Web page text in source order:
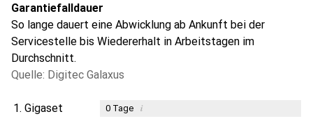
Garantiefalldauer
So lange dauert eine Abwicklung ab Ankunft bei der
Servicestelle bis Wiedererhalt in Arbeitstagen im
Durchschnitt.
Quelle: Digitec Galaxus
1. Gigaset 0Tage i